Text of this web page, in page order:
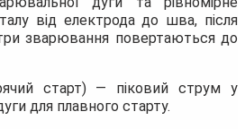
від електрода до шва, після
зварювання повертаються до
старт) — піковий струм у
для плавного старту.